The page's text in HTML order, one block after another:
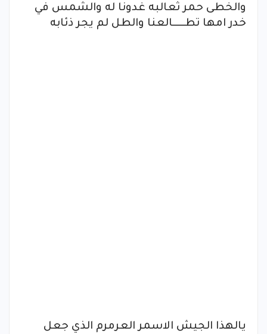
والخطى حمر ثعالبه غدونا له والشمس في
خدر امها تطـــــالعنا والطل لم يجر ذئابه
يالهذا الجيش الاسمر العرمرم الذي جعل